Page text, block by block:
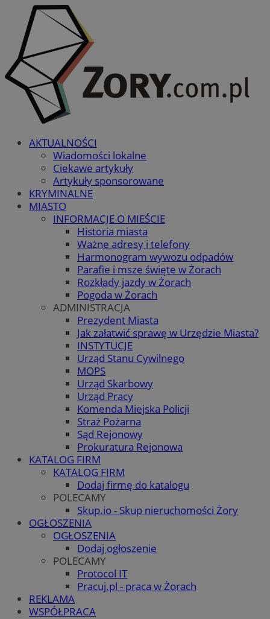
AKTUALNOŚCI
Wiadomości lokalne
Ciekawe artykuły
Artykuły sponsorowane
KRYMINALNE
MIASTO
INFORMACJE O MIEŚCIE
Historia miasta
Ważne adresy i telefony
Harmonogram wywozu odpadów
Parafie i msze święte w Żorach
Rozkłady jazdy w Żorach
Pogoda w Żorach
ADMINISTRACJA
Prezydent Miasta
Jak załatwić sprawę w Urzędzie Miasta?
INSTYTUCJE
Urząd Stanu Cywilnego
MOPS
Urząd Skarbowy
Urząd Pracy
Komenda Miejska Policji
Straż Pożarna
Sąd Rejonowy
Prokuratura Rejonowa
KATALOG FIRM
KATALOG FIRM
Dodaj firmę do katalogu
POLECAMY
Skup.io - Skup nieruchomości Żory
OGŁOSZENIA
OGŁOSZENIA
Dodaj ogłoszenie
POLECAMY
Protocol IT
Pracuj.pl - praca w Żorach
REKLAMA
WSPÓŁPRACA